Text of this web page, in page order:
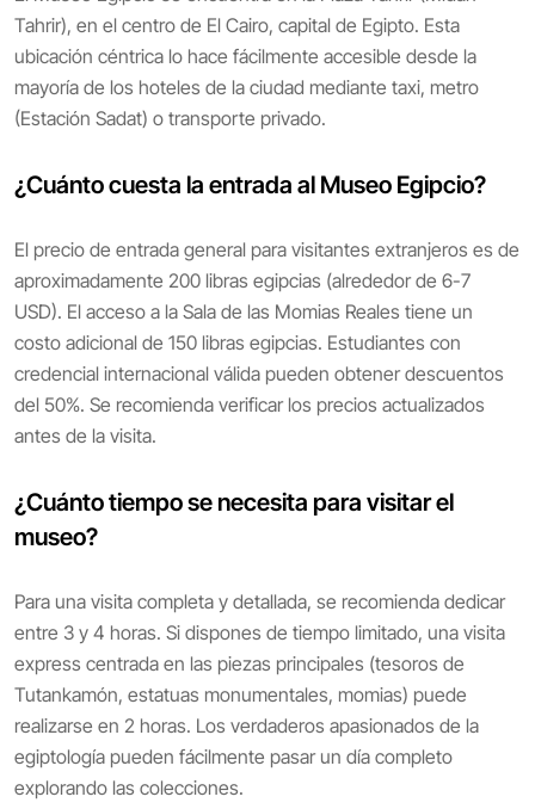
Tahrir), en el centro de El Cairo, capital de Egipto. Esta
ubicación céntrica lo hace fácilmente accesible desde la
mayoría de los hoteles de la ciudad mediante taxi, metro
(Estación Sadat) o transporte privado.
¿Cuánto cuesta la entrada al Museo Egipcio?
El precio de entrada general para visitantes extranjeros es de
aproximadamente 200 libras egipcias (alrededor de 6-7
USD). El acceso a la Sala de las Momias Reales tiene un
costo adicional de 150 libras egipcias. Estudiantes con
credencial internacional válida pueden obtener descuentos
del 50%. Se recomienda verificar los precios actualizados
antes de la visita.
¿Cuánto tiempo se necesita para visitar el
museo?
Para una visita completa y detallada, se recomienda dedicar
entre 3 y 4 horas. Si dispones de tiempo limitado, una visita
express centrada en las piezas principales (tesoros de
Tutankamón, estatuas monumentales, momias) puede
realizarse en 2 horas. Los verdaderos apasionados de la
egiptología pueden fácilmente pasar un día completo
explorando las colecciones.